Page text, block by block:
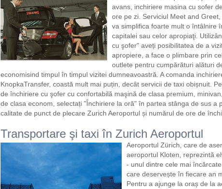
avans, inchiriere masina cu sofer
ore pe zi. Serviciul Meet and
va simplifica foarte mult o întâlnire
capitalei sau celor apropiaţi.
cu şofer" aveți posibilitatea de a
apropiere, a face o plimbare prin
outlete pentru cumpărături alături
economisind timpul în timpul vizitei dumneavoastră. A comanda
KnopkaTransfer, coastă mult mai puțin, decât servicii de taxi obișnuit.
de închiriere cu şofer cu confortabilă maşină de clasa premium,
de clasa econom, selectați "Închiriere la oră" în partea stânga de sus a
calitate de punct de plecare Zurich Aeroportul și numărul de ore de
Transportare şi taxi în Zurich Aeroportul
Aeroportul Zürich, care de
aeroportul Kloten, reprezintă
- unul dintre cele mai
care deservește în fiecare an
Pentru a ajunge la oraș de la